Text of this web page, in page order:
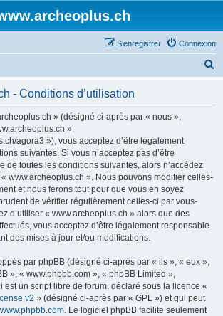
Connexion
S’enregistrer
- Conditions d’utilisation
» (désigné ci-après par « nous »,
»,
agora3 »), vous acceptez d’être légalement
suivantes. Si vous n’acceptez pas d’être
de toutes les conditions suivantes, alors n’accédez
www.archeoplus.ch ». Nous pouvons modifier celles-
et nous ferons tout pour que vous en soyez
de vérifier régulièrement celles-ci par vous-
d’utiliser « www.archeoplus.ch » alors que des
vous acceptez d’être légalement responsable
des mises à jour et/ou modifications.
par phpBB (désigné ci-après par « ils », « eux »,
», « www.phpbb.com », « phpBB Limited »,
est un script libre de forum, déclaré sous la licence «
v2 » (désigné ci-après par « GPL ») et qui peut
www.phpbb.com. Le logiciel phpBB facilite seulement